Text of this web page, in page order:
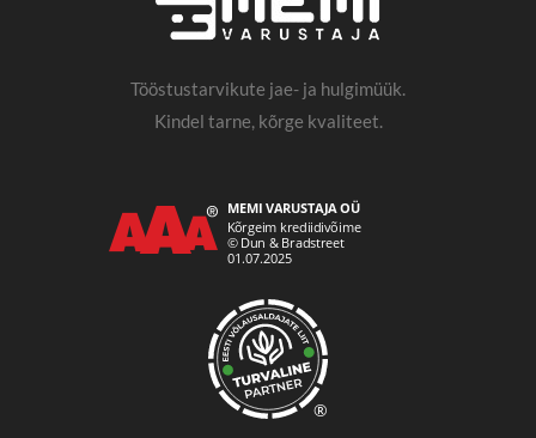
Tööstustarvikute jae- ja hulgimüük.
Kindel tarne, kõrge kvaliteet.
®